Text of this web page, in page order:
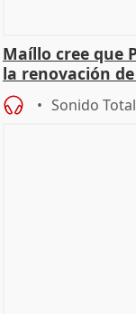
Maíllo cree que
la renovación
Sonido